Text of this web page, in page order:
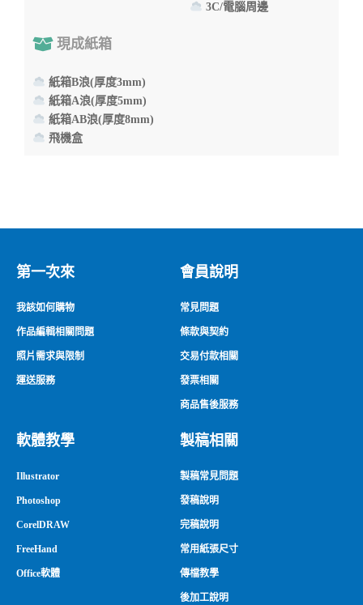
3C/電腦周邊
現成紙箱
紙箱B浪(厚度3mm)
紙箱A浪(厚度5mm)
紙箱AB浪(厚度8mm)
飛機盒
第一次來
我該如何購物
作品編輯相關問題
照片需求與限制
運送服務
會員說明
常見問題
條款與契約
交易付款相關
發票相關
商品售後服務
軟體教學
Illustrator
Photoshop
CorelDRAW
FreeHand
Office軟體
製稿相關
製稿常見問題
發稿說明
完稿說明
常用紙張尺寸
傳檔教學
後加工說明